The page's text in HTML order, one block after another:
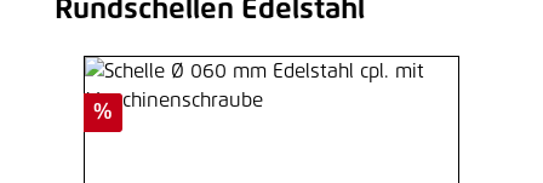
Produktgalerie überspringen
Rundschellen Edelstahl
Rabatt
%